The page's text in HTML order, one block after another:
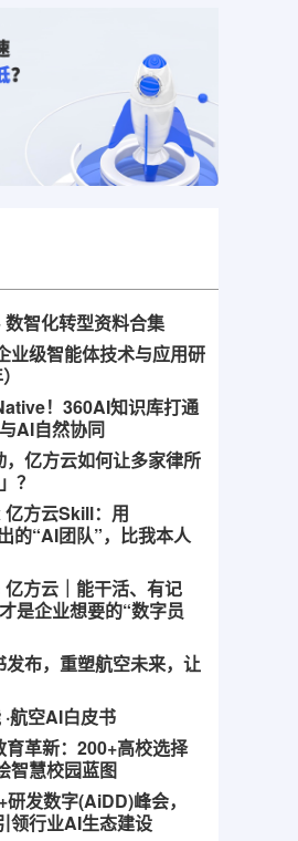
数智化转型资料合集
业级智能体技术与应用研
！360AI知识库打通
AI自然协同
，亿方云如何让多家律所
？
方云Skill：用
的“AI团队”，比我本人
方云｜能干活、有记
是企业想要的“数字员
布，重塑航空未来，让
航空AI白皮书
育革新：200+高校选择
智慧校园蓝图
发数字(AiDD)峰会，
领行业AI生态建设